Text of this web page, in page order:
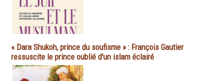
« Dara Shukoh, prince du soufisme » : François Gautier
ressuscite le prince oublié d'un islam éclairé